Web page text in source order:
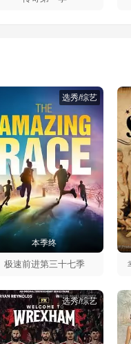
本季终
选秀/综艺
极速前进第三十七季
选秀/综艺